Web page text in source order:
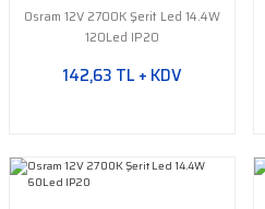
Osram 12V 2700K Şerit Led 14.4W
120Led IP20
142,63 TL + KDV